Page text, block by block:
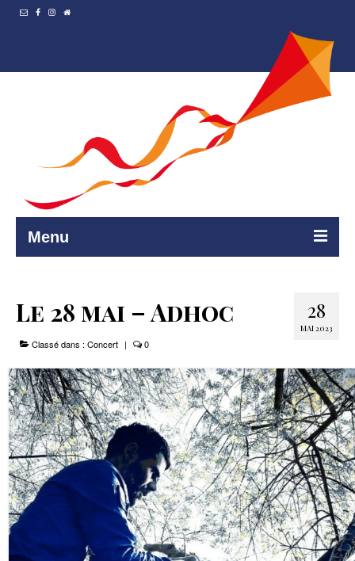
Menu
Resto et…
Programmation
Le Projet
Infos Pratiques
28
MAI 2023
Le 28 mai – Adhoc
Classé dans : Concert | 0